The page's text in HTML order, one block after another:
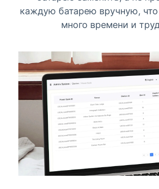
каждую батарею вручную,
много времени и